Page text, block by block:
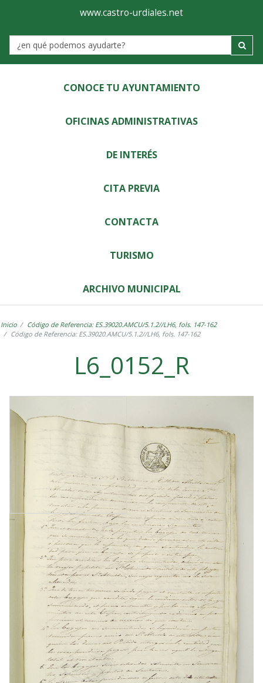
Ayuntamiento
de
Castro-
Urdiales
www.castro-urdiales.net
Label
CONOCE TU AYUNTAMIENTO
OFICINAS ADMINISTRATIVAS
DE INTERÉS
CITA PREVIA
CONTACTA
TURISMO
ARCHIVO MUNICIPAL
Inicio
Código de Referencia: ES.39020.AMCU/5.1.2//LH6, fols. 147-162
Código de Referencia: ES.39020.AMCU/5.1.2//LH6, fols. 147-162
L6_0152_R